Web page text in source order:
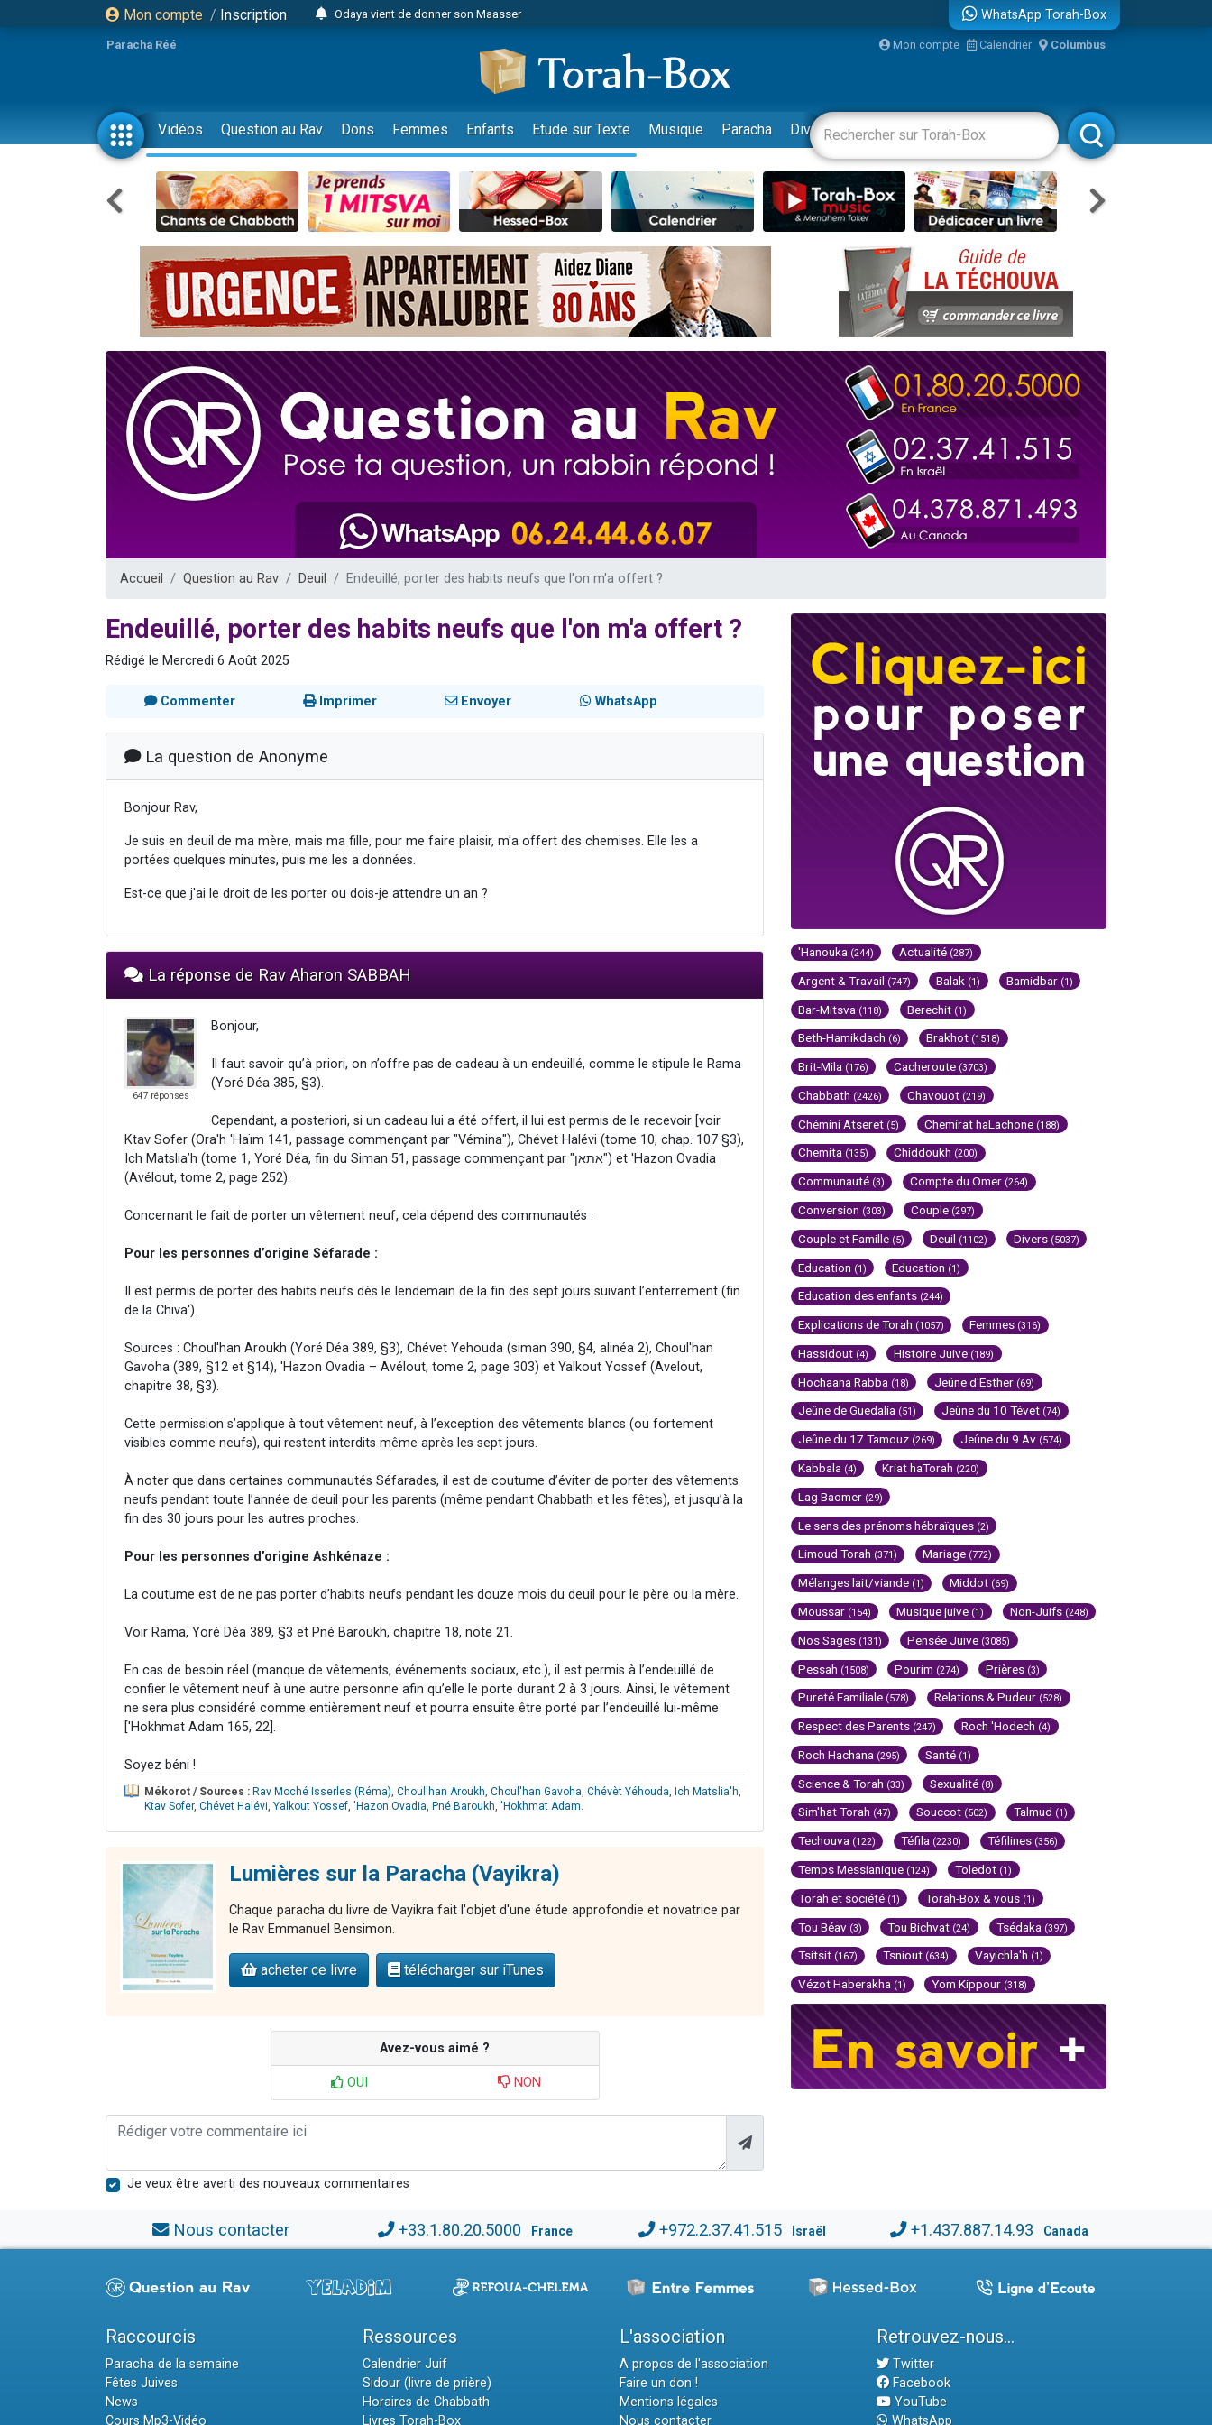
Mon compte / Inscription
Odaya vient de donner son Maasser
3 personnes viennent de faire un don pour Diane, 80 ans, dans un appartement insalubre
2 personnes viennent de nous rejoindre sur WhatsApp
13 personnes viennent de demander une bénédiction
12 nouvelles musiques dans Torah-Box Music
30 personnes viennent de faire un don pour Sauvez la jambe de Yohan
Il reste 49 places pour étudier en groupe sur Zoom
3 personnes viennent de nous rejoindre sur WhatsApp
2 personnes viennent de nous rejoindre sur WhatsApp
3 personnes viennent de nous rejoindre sur WhatsApp
2 nouvelles musiques dans Torah-Box Music
8 personnes viennent de faire un don pour Tsédaka : pauvres d'Israel
Nouvelle émission radio : Visions de grandeur n°104 : Le Chabbath et le Birkat Hamazone à travers le temps
61 personnes viennent de demander une bénédiction
Ariel vient de donner son Maasser
Nathaniel vient de donner son Maasser
6 personnes viennent de faire un don pour 5 enfants déjà orphelins risquent de perdre leur maman
3 personnes viennent de nous rejoindre sur WhatsApp
WhatsApp Torah-Box
Paracha Réé Mon compte Calendrier Columbus
Vidéos Question au Rav Dons Femmes Enfants Etude sur Texte Musique Paracha Divertissements Livres Rabbanim
Accueil Question au Rav Deuil Endeuillé, porter des habits neufs que l'on m'a offert ?
Endeuillé, porter des habits neufs que l'on m'a offert ?
Rédigé le Mercredi 6 Août 2025
Commenter Imprimer Envoyer WhatsApp
La question de Anonyme
Bonjour Rav,
Je suis en deuil de ma mère, mais ma fille, pour me faire plaisir, m'a offert des chemises. Elle les a
portées quelques minutes, puis me les a données.
Est-ce que j'ai le droit de les porter ou dois-je attendre un an ?
La réponse de Rav Aharon SABBAH
647 réponses
Bonjour,
Il faut savoir qu’à priori, on n’offre pas de cadeau à un endeuillé, comme le stipule le Rama
(Yoré Déa 385, §3).
Cependant, a posteriori, si un cadeau lui a été offert, il lui est permis de le recevoir [voir
Ktav Sofer (Ora'h 'Haïm 141, passage commençant par "Vémina"), Chévet Halévi (tome 10, chap. 107 §3),
Ich Matslia’h (tome 1, Yoré Déa, fin du Siman 51, passage commençant par "אתאן") et 'Hazon Ovadia
(Avélout, tome 2, page 252).
Concernant le fait de porter un vêtement neuf, cela dépend des communautés :
Pour les personnes d’origine Séfarade :
Il est permis de porter des habits neufs dès le lendemain de la fin des sept jours suivant l’enterrement (fin
de la Chiva').
Sources : Choul'han Aroukh (Yoré Déa 389, §3), Chévet Yehouda (siman 390, §4, alinéa 2), Choul'han
Gavoha (389, §12 et §14), 'Hazon Ovadia – Avélout, tome 2, page 303) et Yalkout Yossef (Avelout,
chapitre 38, §3).
Cette permission s’applique à tout vêtement neuf, à l’exception des vêtements blancs (ou fortement
visibles comme neufs), qui restent interdits même après les sept jours.
À noter que dans certaines communautés Séfarades, il est de coutume d’éviter de porter des vêtements
neufs pendant toute l’année de deuil pour les parents (même pendant Chabbath et les fêtes), et jusqu’à la
fin des 30 jours pour les autres proches.
Pour les personnes d’origine Ashkénaze :
La coutume est de ne pas porter d’habits neufs pendant les douze mois du deuil pour le père ou la mère.
Voir Rama, Yoré Déa 389, §3 et Pné Baroukh, chapitre 18, note 21.
En cas de besoin réel (manque de vêtements, événements sociaux, etc.), il est permis à l’endeuillé de
confier le vêtement neuf à une autre personne afin qu’elle le porte durant 2 à 3 jours. Ainsi, le vêtement
ne sera plus considéré comme entièrement neuf et pourra ensuite être porté par l’endeuillé lui-même
['Hokhmat Adam 165, 22].
Soyez béni !
Mékorot / Sources : Rav Moché Isserles (Réma) Choul'han Aroukh Choul'han Gavoha Chévèt Yéhouda Ich Matslia'h
Ktav Sofer, Chévet Halévi Yalkout Yossef 'Hazon Ovadia Pné Baroukh 'Hokhmat Adam
Lumières sur la Paracha (Vayikra)
Chaque paracha du livre de Vayikra fait l'objet d'une étude approfondie et novatrice par
le Rav Emmanuel Bensimon.
acheter ce livre télécharger sur iTunes
Avez-vous aimé ?
OUI NON
Je veux être averti des nouveaux commentaires
'Hanouka (244) Actualité (287)
Argent & Travail (747) Balak (1) Bamidbar (1)
Bar-Mitsva (118) Berechit (1)
Beth-Hamikdach (6) Brakhot (1518)
Brit-Mila (176) Cacheroute (3703)
Chabbath (2426) Chavouot (219)
Chémini Atseret (5) Chemirat haLachone (188)
Chemita (135) Chiddoukh (200)
Communauté (3) Compte du Omer (264)
Conversion (303) Couple (297)
Couple et Famille (5) Deuil (1102) Divers (5037)
Education (1) Education (1)
Education des enfants (244)
Explications de Torah (1057) Femmes (316)
Hassidout (4) Histoire Juive (189)
Hochaana Rabba (18) Jeûne d'Esther (69)
Jeûne de Guedalia (51) Jeûne du 10 Tévet (74)
Jeûne du 17 Tamouz (269) Jeûne du 9 Av (574)
Kabbala (4) Kriat haTorah (220)
Lag Baomer (29)
Le sens des prénoms hébraïques (2)
Limoud Torah (371) Mariage (772)
Mélanges lait/viande (1) Middot (69)
Moussar (154) Musique juive (1) Non-Juifs (248)
Nos Sages (131) Pensée Juive (3085)
Pessah (1508) Pourim (274) Prières (3)
Pureté Familiale (578) Relations & Pudeur (528)
Respect des Parents (247) Roch 'Hodech (4)
Roch Hachana (295) Santé (1)
Science & Torah (33) Sexualité (8)
Sim'hat Torah (47) Souccot (502) Talmud (1)
Techouva (122) Téfila (2230) Téfilines (356)
Temps Messianique (124) Toledot (1)
Torah et société (1) Torah-Box & vous (1)
Tou Béav (3) Tou Bichvat (24) Tsédaka (397)
Tsitsit (167) Tsniout (634) Vayichla'h (1)
Vézot Haberakha (1) Yom Kippour (318)
Nous contacter +33.1.80.20.5000 France +972.2.37.41.515 Israël +1.437.887.14.93 Canada
Raccourcis
Paracha de la semaine
Fêtes Juives
News
Cours Mp3-Vidéo
Ressources
Calendrier Juif
Sidour (livre de prière)
Horaires de Chabbath
Livres Torah-Box
L'association
A propos de l'association
Faire un don !
Mentions légales
Nous contacter
Retrouvez-nous...
Twitter
Facebook
YouTube
WhatsApp